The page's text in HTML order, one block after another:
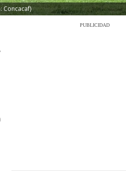
Concacaf)
PUBLICIDAD